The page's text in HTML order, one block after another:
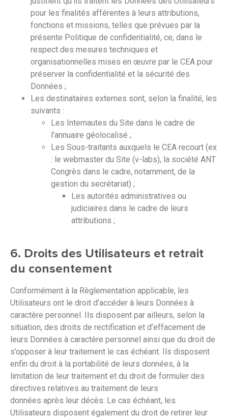
pour les finalités afférentes à leurs attributions,
fonctions et missions, telles que prévues par la
présente Politique de confidentialité, ce, dans le
respect des mesures techniques et
organisationnelles mises en œuvre par le CEA pour
préserver la confidentialité et la sécurité des
Données ;
Les destinataires externes sont, selon la finalité, les
suivants :
Les Internautes du Site dans le cadre de
l’annuaire géolocalisé ;
Les Sous-traitants auxquels le CEA recourt (ex
: le webmaster du Site (v-labs), la société ANT
Congrès dans le cadre, notamment, de la
gestion du secrétariat) ;
Les autorités administratives ou
judiciaires dans le cadre de leurs
attributions ;
6. Droits des Utilisateurs et retrait
du consentement
Conformément à la Règlementation applicable, les
Utilisateurs ont le droit d’accéder à leurs Données à
caractère personnel. Ils disposent par ailleurs, selon la
situation, des droits de rectification et d’effacement de
leurs Données à caractère personnel ainsi que du droit de
s’opposer à leur traitement le cas échéant. Ils disposent
enfin du droit à la portabilité de leurs données, à la
limitation de leur traitement et du droit de formuler des
directives relatives au traitement de leurs
données après leur décès. Le cas échéant, les
Utilisateurs disposent également du droit de retirer leur